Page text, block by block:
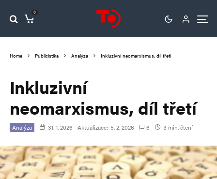
0
Home Publicistika Analýza Inkluzivní neomarxismus, díl třetí
Inkluzivní
neomarxismus, díl třetí
Analýza 31. 1. 2026 Aktualizace: 5. 2. 2026 6 3 min. čtení